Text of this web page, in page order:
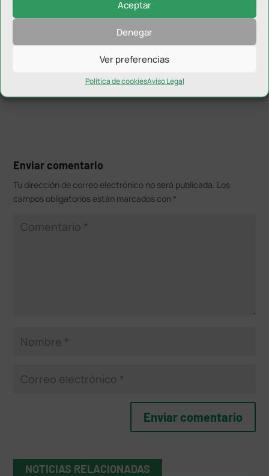
Aceptar
Denegar
Ver preferencias
Política de cookiesAviso Legal
El sábado 22 de mayo a las 20:00 horas
un jiennense con ganas de que Álvaro Alcázar suba
un peldaño másen su trayectoria deportiva.
Enviar comentario
Tu dirección de correo electrónico no será publicada. Los
campos obligatorios están marcados con *
NOTICIAS RELACIONADAS